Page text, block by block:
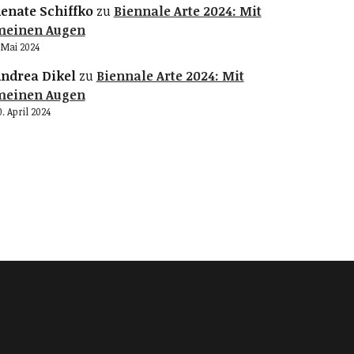
Schiffkozu Biennale Arte 2024: Mit
Augen
Mai 2024
Dikelzu Biennale Arte 2024: Mit
Augen
April 2024